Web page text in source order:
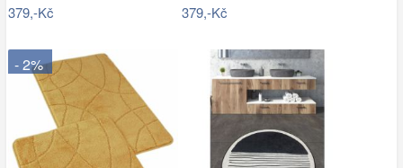
379,-Kč 379,-Kč
- 2%